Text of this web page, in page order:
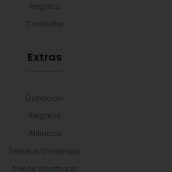
Registro
Contactar
Extras
Donación
Regalos
Afiliados
Tiendas Whatsapp
Avisos Whatsapp